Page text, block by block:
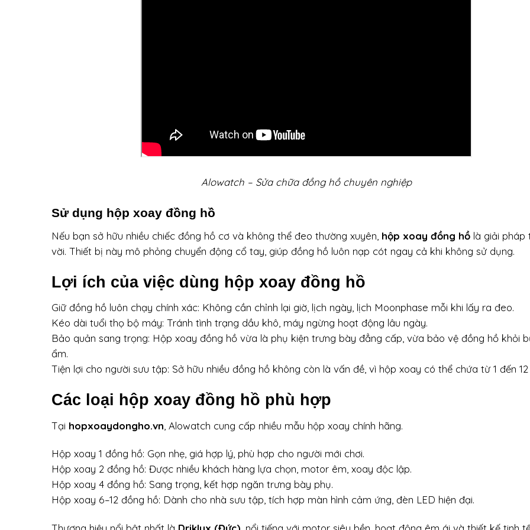
Alowatch – Sửa chữa đồng hồ chuyên nghiệp
Sử dụng hộp xoay đồng hồ
Nếu bạn sở hữu nhiều chiếc đồng hồ cơ và không thể đeo thường xuyên, hộp xoay đồng hồ là giải pháp
vời. Thiết bị này mô phỏng chuyển động cổ tay, giúp đồng hồ luôn nạp cót ngay cả khi không sử dụng.
Lợi ích của việc dùng hộp xoay đồng hồ
Giữ đồng hồ luôn chạy chính xác: Không cần chỉnh lại giờ, lịch ngày, lịch Moonphase mỗi khi lấy ra đeo.
Kéo dài tuổi thọ bộ máy: Tránh tình trạng dầu khô, máy ngừng hoạt động lâu ngày.
Bảo quản sang trọng: Hộp xoay đồng hồ vừa là phụ kiện trưng bày đẳng cấp, vừa bảo vệ đồng hồ khỏi
ẩm.
Tiện lợi cho người sưu tập: Sở hữu nhiều đồng hồ không còn là vấn đề, vì hộp xoay có thể chứa từ 1 đến 12
Các loại hộp xoay đồng hồ phù hợp
Tại hopxoaydongho.vn , Alowatch cung cấp nhiều mẫu hộp xoay chính hãng.
Hộp xoay 1 đồng hồ: Gọn nhẹ, giá hợp lý, phù hợp cho người mới chơi.
Hộp xoay 2 đồng hồ: Được nhiều khách hàng lựa chọn, motor êm, xoay độc lập.
Hộp xoay 4 đồng hồ: Sang trọng, kết hợp ngăn trưng bày phụ.
Hộp xoay 6–12 đồng hồ: Dành cho nhà sưu tập, tích hợp màn hình cảm ứng, đèn LED hiện đại.